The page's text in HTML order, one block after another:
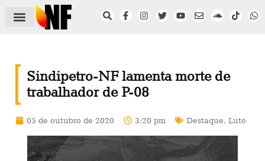
Sindipetro-NF lamenta morte de
trabalhador de P-08
05 de outubro de 2020 3:20 pm Destaque, Luto